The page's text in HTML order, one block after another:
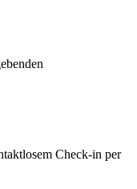
Check-in per